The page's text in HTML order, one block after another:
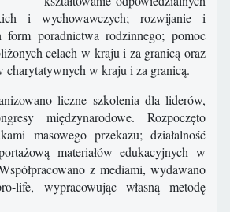
i wychowawczych; rozwijanie i
form poradnictwa rodzinnego; pomoc
celach w kraju i za granicą oraz
charytatywnych w kraju i za granicą.
liczne szkolenia dla liderów,
międzynarodowe. Rozpoczęto
masowego przekazu; działalność
materiałów edukacyjnych w
z mediami, wydawano
life, wypracowując własną metodę